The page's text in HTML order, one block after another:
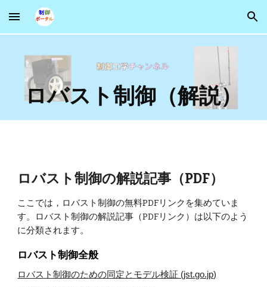
Skip to main content Skip to navigation
ロバスト制御（解説）
ロバスト制御の解説記事（PDF）
ここでは， ロバスト制御の無料PDFリンクを集めていま
す。 ロバスト制御の解説記事（PDFリンク）は以下のよう
に分類されます。
ロバスト制御全般
ロバスト制御のための同定とモデル検証 (jst.go.jp)